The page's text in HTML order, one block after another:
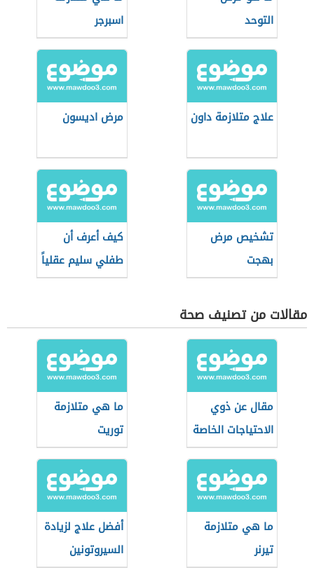
التوحد
اسبرجر
علاج متلازمة داون مرض اديسون
تشخيص مرض
بهجت
كيف أعرف أن
طفلي سليم عقلياً
مقالات من تصنيف صحة
مقال عن ذوي
الاحتياجات الخاصة
ما هي متلازمة
توريت
ما هي متلازمة
تيرنر
أفضل علاج لزيادة
السيروتونين